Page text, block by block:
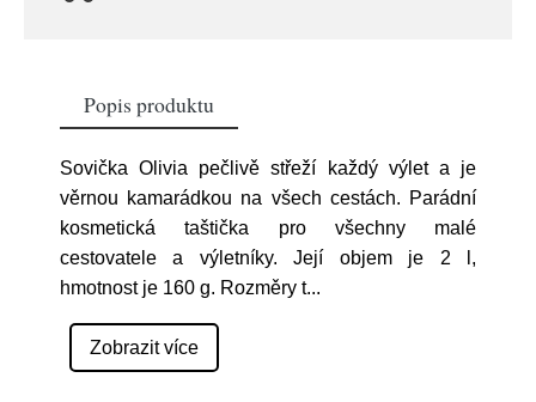
Popis produktu
Sovička Olivia pečlivě střeží každý výlet a je
věrnou kamarádkou na všech cestách. Parádní
kosmetická taštička pro všechny malé
cestovatele a výletníky. Její objem je 2 l,
hmotnost je 160 g. Rozměry t...
Zobrazit více